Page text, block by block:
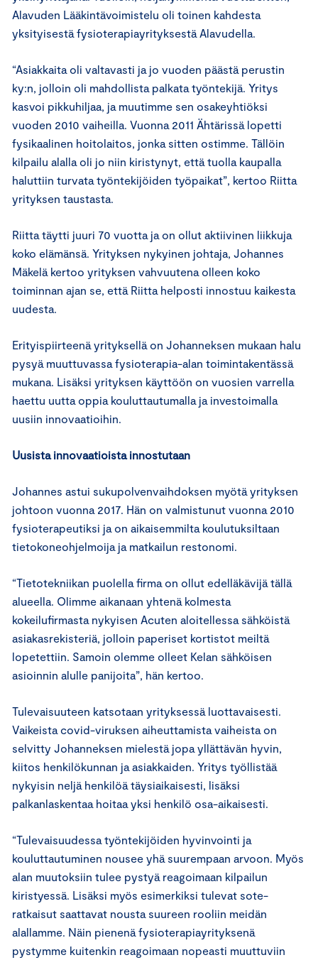
Alavuden Lääkintävoimistelu oli toinen kahdesta
yksityisestä fysioterapiayrityksestä Alavudella.
“Asiakkaita oli valtavasti ja jo vuoden päästä perustin
ky:n, jolloin oli mahdollista palkata työntekijä. Yritys
kasvoi pikkuhiljaa, ja muutimme sen osakeyhtiöksi
vuoden 2010 vaiheilla. Vuonna 2011 Ähtärissä lopetti
fysikaalinen hoitolaitos, jonka sitten ostimme. Tällöin
kilpailu alalla oli jo niin kiristynyt, että tuolla kaupalla
haluttiin turvata työntekijöiden työpaikat”, kertoo Riitta
yrityksen taustasta.
Riitta täytti juuri 70 vuotta ja on ollut aktiivinen liikkuja
koko elämänsä. Yrityksen nykyinen johtaja, Johannes
Mäkelä kertoo yrityksen vahvuutena olleen koko
toiminnan ajan se, että Riitta helposti innostuu kaikesta
uudesta.
Erityispiirteenä yrityksellä on Johanneksen mukaan halu
pysyä muuttuvassa fysioterapia-alan toimintakentässä
mukana. Lisäksi yrityksen käyttöön on vuosien varrella
haettu uutta oppia kouluttautumalla ja investoimalla
uusiin innovaatioihin.
Uusista innovaatioista innostutaan
Johannes astui sukupolvenvaihdoksen myötä yrityksen
johtoon vuonna 2017. Hän on valmistunut vuonna 2010
fysioterapeutiksi ja on aikaisemmilta koulutuksiltaan
tietokoneohjelmoija ja matkailun restonomi.
“Tietotekniikan puolella firma on ollut edelläkävijä tällä
alueella. Olimme aikanaan yhtenä kolmesta
kokeilufirmasta nykyisen Acuten aloitellessa sähköistä
asiakasrekisteriä, jolloin paperiset kortistot meiltä
lopetettiin. Samoin olemme olleet Kelan sähköisen
asioinnin alulle panijoita”, hän kertoo.
Tulevaisuuteen katsotaan yrityksessä luottavaisesti.
Vaikeista covid-viruksen aiheuttamista vaiheista on
selvitty Johanneksen mielestä jopa yllättävän hyvin,
kiitos henkilökunnan ja asiakkaiden. Yritys työllistää
nykyisin neljä henkilöä täysiaikaisesti, lisäksi
palkanlaskentaa hoitaa yksi henkilö osa-aikaisesti.
“Tulevaisuudessa työntekijöiden hyvinvointi ja
kouluttautuminen nousee yhä suurempaan arvoon. Myös
alan muutoksiin tulee pystyä reagoimaan kilpailun
kiristyessä. Lisäksi myös esimerkiksi tulevat sote-
ratkaisut saattavat nousta suureen rooliin meidän
alallamme. Näin pienenä fysioterapiayrityksenä
pystymme kuitenkin reagoimaan nopeasti muuttuviin